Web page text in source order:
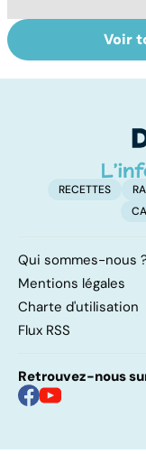
Bien dormir,
mais... sans
Voir
RECETTES
Qui sommes-nous
Mentions légales
Charte d'utilisation
Flux RSS
Retrouvez-nous